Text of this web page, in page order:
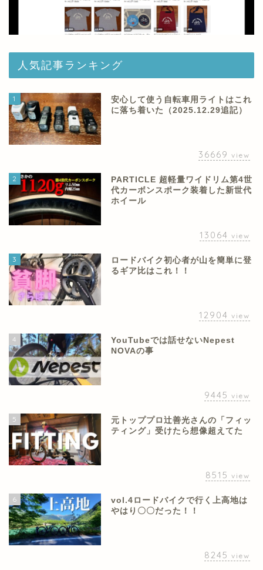
人気記事ランキング
1
安心して使う自転車用ライトはこれ
に落ち着いた（2025.12.29追記）
36669 view
2
PARTICLE 超軽量ワイドリム第4世
代カーボンスポーク装着した新世代
ホイール
13064 view
3
ロードバイク初心者が山を簡単に登
るギア比はこれ！！
12904 view
4
YouTubeでは話せないNepest
NOVAの事
9445 view
5
元トッププロ辻善光さんの「フィッ
ティング」受けたら想像超えてた
8515 view
6
vol.4ロードバイクで行く上高地は
やはり〇〇だった！！
8245 view